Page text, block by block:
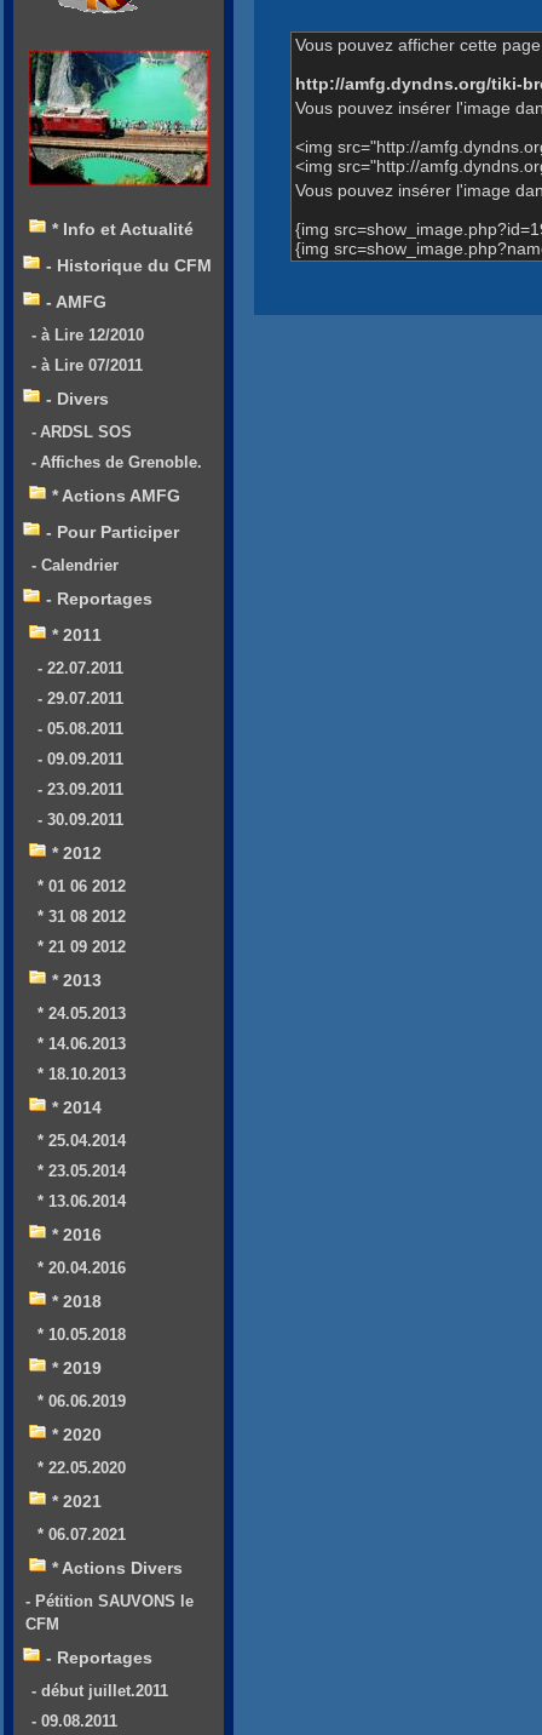
Vous pouvez afficher cette
http://amfg.dyndns.org/tiki-
Vous pouvez insérer l'image
<img src="http://
<img src="http://
Vous pouvez insérer l'image
{img
{img
* Info et Actualité
- Historique du CFM
- AMFG
- à Lire 12/2010
- à Lire 07/2011
- Divers
- ARDSL SOS
- Affiches de Grenoble.
* Actions AMFG
- Pour Participer
- Calendrier
- Reportages
* 2011
- 22.07.2011
- 29.07.2011
- 05.08.2011
- 09.09.2011
- 23.09.2011
- 30.09.2011
* 2012
* 01 06 2012
* 31 08 2012
* 21 09 2012
* 2013
* 24.05.2013
* 14.06.2013
* 18.10.2013
* 2014
* 25.04.2014
* 23.05.2014
* 13.06.2014
* 2016
* 20.04.2016
* 2018
* 10.05.2018
* 2019
* 06.06.2019
* 2020
* 22.05.2020
* 2021
* 06.07.2021
* Actions Divers
- Pétition SAUVONS le
CFM
- Reportages
- début juillet.2011
- 09.08.2011